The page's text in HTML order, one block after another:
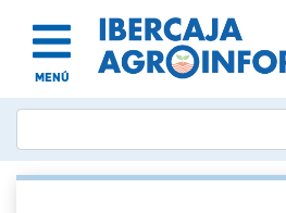
MENÚ